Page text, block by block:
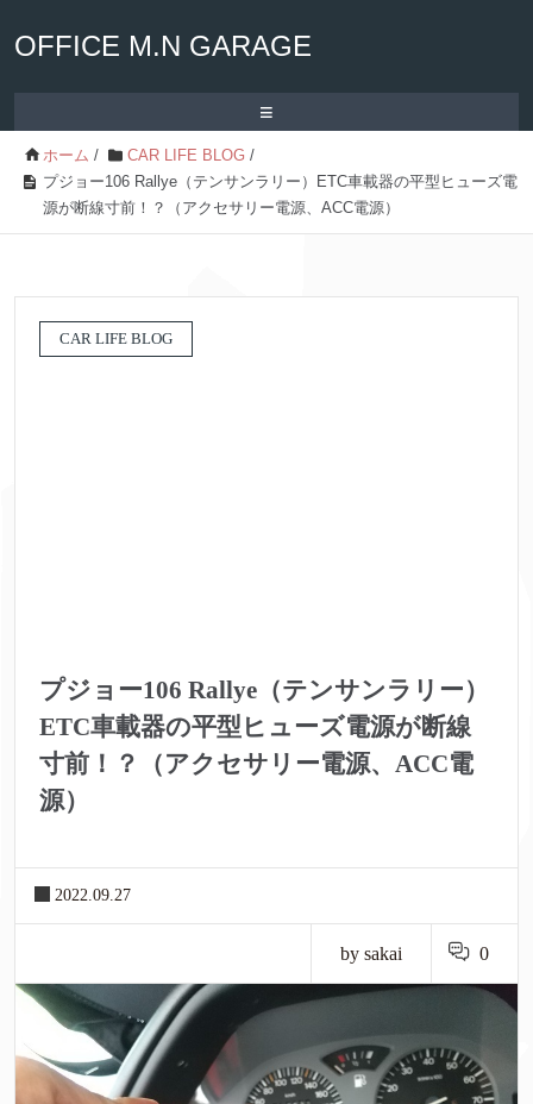
OFFICE M.N GARAGE
≡
ホーム / CAR LIFE BLOG /
プジョー106 Rallye（テンサンラリー）ETC車載器の平型ヒューズ電
源が断線寸前！？（アクセサリー電源、ACC電源）
CAR LIFE BLOG
プジョー106 Rallye（テンサンラリー）
ETC車載器の平型ヒューズ電源が断線
寸前！？（アクセサリー電源、ACC電
源）
2022.09.27
by sakai 0